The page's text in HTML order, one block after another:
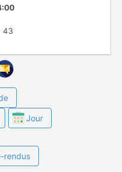
en [EFL
competition/76/efl-
descendent en
43
Jour
rendus